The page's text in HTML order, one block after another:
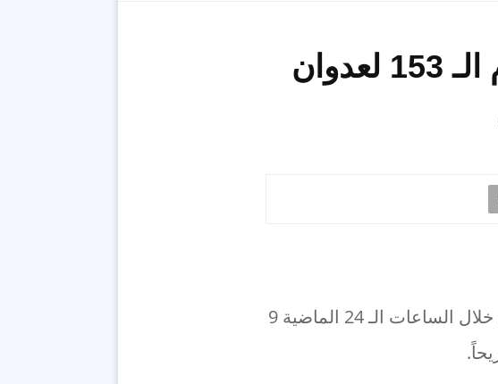
83 شهيداً و142 جريحاً ضحايا اليوم الـ 153 لعدوان
أعلنت وزارة الصحة الفلسطينية أن الاحتلال الصهيوني ارتكب خلال الساعات الـ 24 الماضية 9